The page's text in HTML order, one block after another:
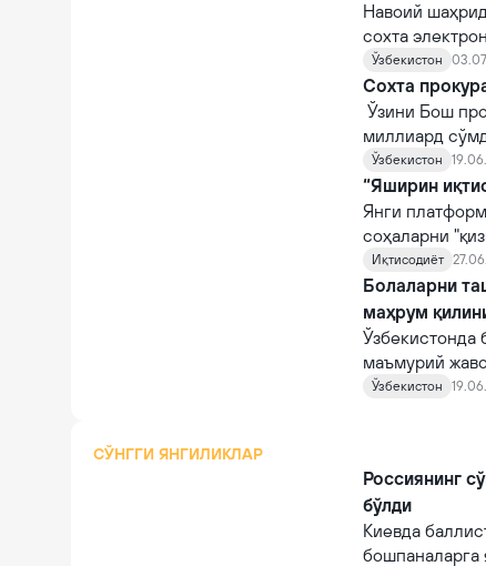
Навоий
сохта
Ўзбекистон
Сохта
Ўзини Бош
миллиард
Ўзбекистон
“Яширин
Янги
соҳаларни
Иқтисодиёт
Болаларни
маҳрум
Ўзбекистонда
маъмурий
маҳрум қилиш
Ўзбекистон
СЎНГГИ ЯНГИЛИКЛАР
Россиянинг
бўлди
Киевда
бошпаналарга